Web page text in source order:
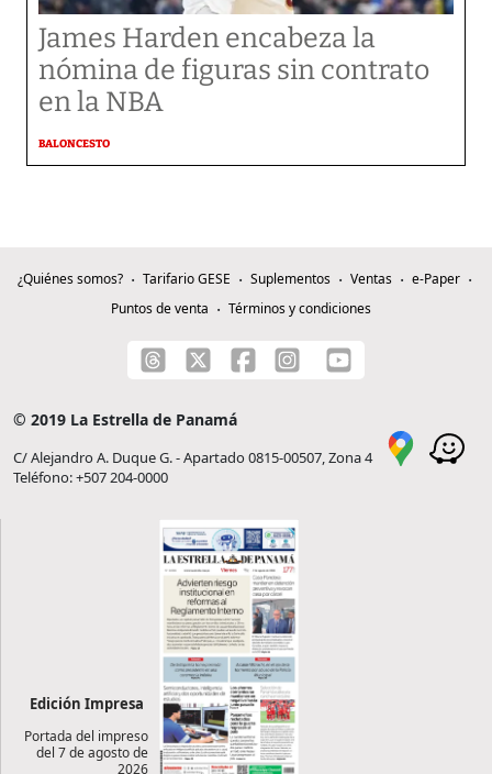
James Harden encabeza la
nómina de figuras sin contrato
en la NBA
BALONCESTO
¿Quiénes somos? Tarifario GESE Suplementos Ventas
e-Paper
Puntos de venta
Términos y condiciones
© 2019 La Estrella de Panamá
C/ Alejandro A. Duque G. - Apartado 0815-00507, Zona 4
Teléfono: +507 204-0000
Edición Impresa
Portada del impreso
del 7 de agosto de
2026